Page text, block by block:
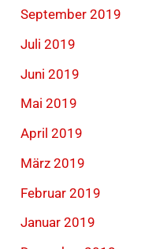
September 2019
Juli 2019
Juni 2019
Mai 2019
April 2019
März 2019
Februar 2019
Januar 2019